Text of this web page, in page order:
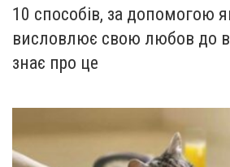
10 способів, за допомогою
висловлює свою любов до
знає про це